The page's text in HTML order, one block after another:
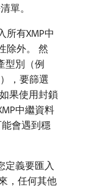
單。
所有XMP中
除外。 然
型別（例
，要篩選
果使用封鎖
中繼資料
能會遇到穩
定義要匯入
，任何其他